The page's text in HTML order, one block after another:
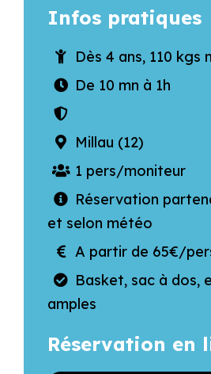
Infos pratiques
Dès 4 ans, 110 kgs
De 10 mn à 1h
Millau (12)
1 pers/moniteur
Réservation
et selon météo
A partir de 65€/
Basket, sac à dos,
amples
Réservation en